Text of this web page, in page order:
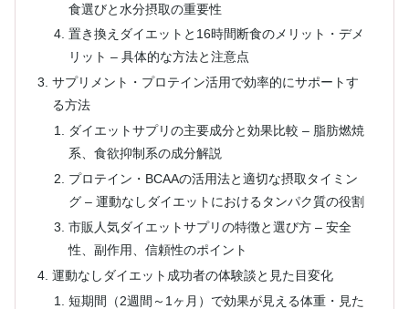
食選びと水分摂取の重要性
置き換えダイエットと16時間断食のメリット・デメ
リット – 具体的な方法と注意点
サプリメント・プロテイン活用で効率的にサポートす
る方法
ダイエットサプリの主要成分と効果比較 – 脂肪燃焼
系、食欲抑制系の成分解説
プロテイン・BCAAの活用法と適切な摂取タイミン
グ – 運動なしダイエットにおけるタンパク質の役割
市販人気ダイエットサプリの特徴と選び方 – 安全
性、副作用、信頼性のポイント
運動なしダイエット成功者の体験談と見た目変化
短期間（2週間～1ヶ月）で効果が見える体重・見た